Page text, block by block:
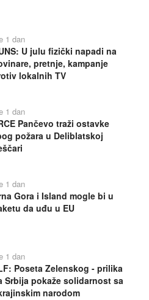
1 dan
U julu fizički napadi na
pretnje, kampanje
lokalnih TV
1 dan
Pančevo traži ostavke
požara u Deliblatskoj
1 dan
Gora i Island mogle bi u
da uđu u EU
1 dan
Poseta Zelenskog - prilika
Srbija pokaže solidarnost sa
narodom